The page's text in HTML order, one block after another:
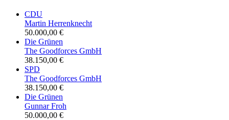
CDU
Martin Herrenknecht
50.000,00 €
Die Grünen
The Goodforces GmbH
38.150,00 €
SPD
The Goodforces GmbH
38.150,00 €
Die Grünen
Gunnar Froh
50.000,00 €